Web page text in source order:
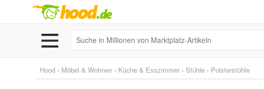
Hood › Möbel & Wohnen › Küche & Esszimmer › Stühle › Polsterstühle